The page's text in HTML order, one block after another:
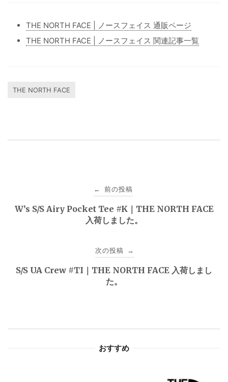
THE NORTH FACE | ノースフェイス 通販ページ
THE NORTH FACE | ノースフェイス 関連記事一覧
THE NORTH FACE
稿
ゲ
← 前の投稿
W’s S/S Airy Pocket Tee #K｜THE NORTH FACE
入荷しました。
次の投稿 →
S/S UA Crew #TI｜THE NORTH FACE 入荷しまし
た。
おすすめ